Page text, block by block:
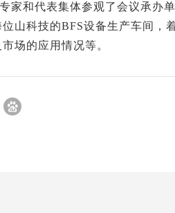
家和代表集体参观了会议承办
位山科技的BFS设备生产车间，
场的应用情况等。